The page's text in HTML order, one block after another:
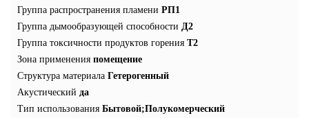
Группа распространения пламени РП1
Группа дымообразующей способности Д2
Группа токсичности продуктов горения Т2
Зона применения помещение
Структура материала Гетерогенный
Акустический да
Тип использования Бытовой;Полукомерческий